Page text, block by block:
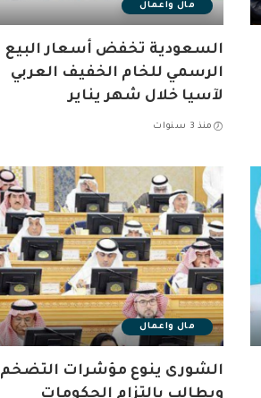
مال واعمال
السعودية تخفض أسعار البيع
الرسمي للخام الخفيف العربي
لآسيا خلال شهر يناير
منذ 3 سنوات
مال واعمال
الشورى ينوع مؤشرات التضخم
ويطالب بالتزام الحكومات